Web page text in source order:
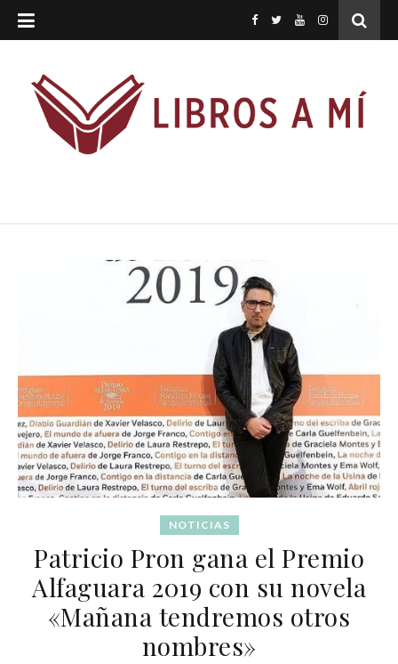
NOTICIAS
Patricio Pron gana el Premio
Alfaguara 2019 con su novela
«Mañana tendremos otros
nombres»